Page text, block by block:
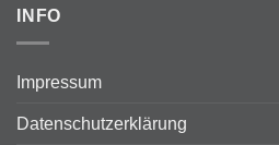
INFO
Impressum
Datenschutzerklärung